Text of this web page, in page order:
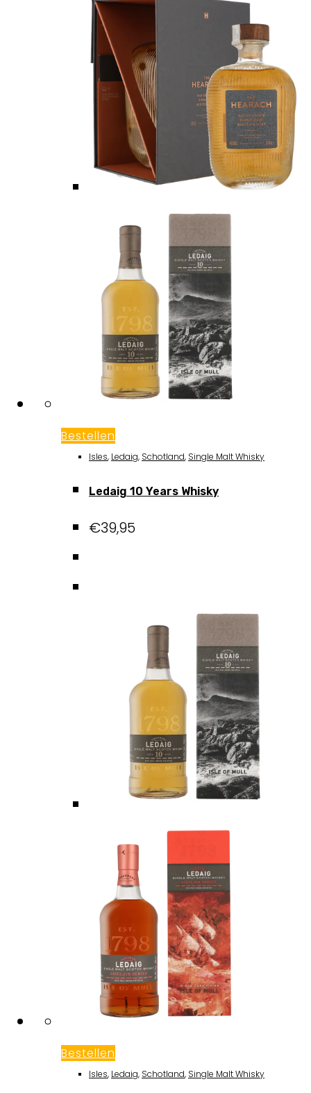
Bestellen
Isles, Ledaig, Schotland, Single Malt Whisky
Ledaig 10 Years Whisky
€39,95
Bestellen
Isles, Ledaig, Schotland, Single Malt Whisky